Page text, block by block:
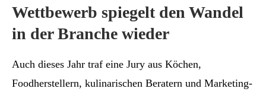
Wettbewerb spiegelt den Wandel
in der Branche wieder
Auch dieses Jahr traf eine Jury aus Köchen,
Foodherstellern, kulinarischen Beratern und Marketing-